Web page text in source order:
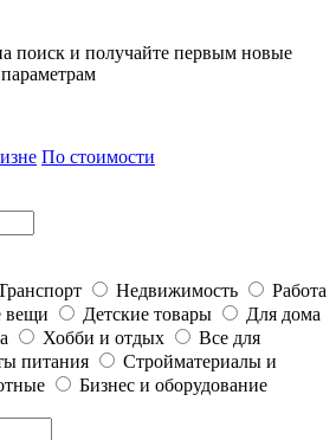
поиск и получайте первым новые
По стоимости
Недвижимость
Работа
вещи Детские товары
Для дома
Хобби и отдых
Все для
питания
Стройматериалы и
Бизнес и оборудование